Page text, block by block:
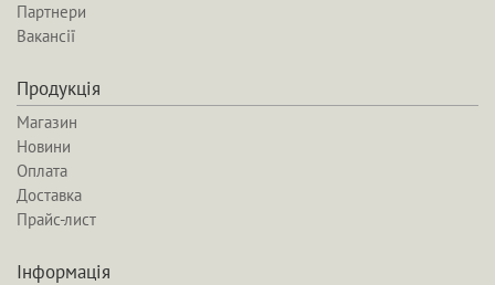
Партнери
Вакансії
Продукція
Магазин
Новини
Оплата
Доставка
Прайс-лист
Інформація